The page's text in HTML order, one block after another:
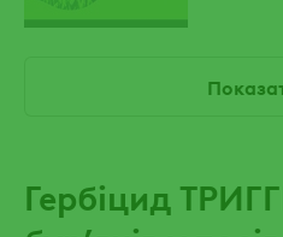
Гербіцид